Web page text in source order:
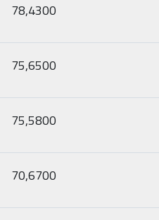
78,4300
75,6500
75,5800
70,6700